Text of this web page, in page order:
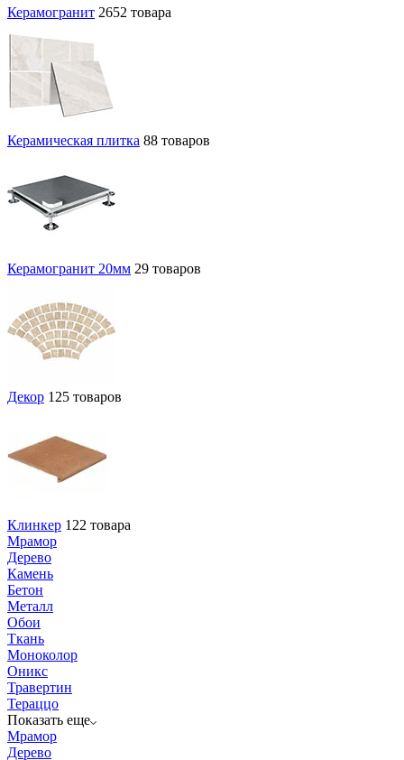
Керамогранит 2652 товара
Керамическая плитка 88 товаров
Керамогранит 20мм 29 товаров
Декор 125 товаров
Клинкер 122 товара
Мрамор
Дерево
Камень
Бетон
Металл
Обои
Ткань
Моноколор
Оникс
Травертин
Тераццо
Показать еще
Мрамор
Дерево